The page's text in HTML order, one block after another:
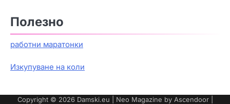
Полезно
работни маратонки
Изкупуване на коли
Copyright © 2026 Damski.eu | Neo Magazine by Ascendoor|